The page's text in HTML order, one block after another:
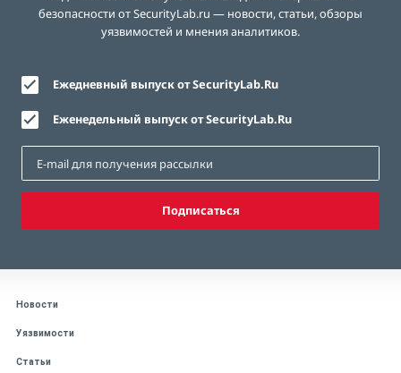
безопасности от SecurityLab.ru — новости, статьи, обзоры
уязвимостей и мнения аналитиков.
Ежедневный выпуск от SecurityLab.Ru
Еженедельный выпуск от SecurityLab.Ru
Подписаться
Новости
Уязвимости
Статьи